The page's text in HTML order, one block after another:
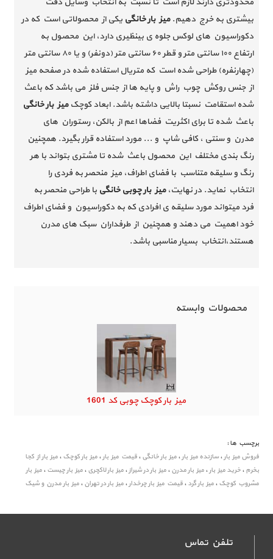
بیشتری به خرج دهیم.میز بار خانگی یکی از محصولاتی است که در
دکوراسیون های لوکس جلوه ی بینظیری دارد، این محصول به
ارتفاع ۱۰۰ سانتی متر و قطر ۶۰ سانتی متر (دونفر) و یا ۸۰ سانتی متر
(چهارنفره) طراحی شده است که متریال استفاده شده در صفحه میز
از جنس روکش چوب راش و پایه ها از جنس فلز می باشد که باعث
شده استقامت نسبتا بالایی داشته باشد. ابعاد کوچکمیز بار خانگی
باعث شده تا برای اکثریت فضاها اعم از بالکن، رستوران های
مدرن و سنتی ، کافی شاپ و ... مورد استفاده قرار بگیرد. همچنین
رنگ بندی مختلف این محصول باعث شده تا مشتری بتواند با هر
رنگ و سلیقه متناسب با فضای اطراف، میز منحصر به فردی را
انتخاب نماید. در نهایت،میز بار چوبی خانگیبا طراحی منحصر به
فرد میتواند مورد سلیقه ی افرادی که به دکوراسیون و فضای اطراف
خود اهمیت می دهند و همچنین از طرفداران سبک های مدرن
هستند،انتخاب بسیار مناسبی باشد.
محصولات وابسته
میز بار کوچک چوبی کد 1601
برچسب ها :
فروش میز بار،سازنده میز بار،میز بار خانگی،قیمت میز بار،میز بار کوچک،میز بار از کجا
بخرم،خرید میز بار،میز بار مدرن،میز بار در شیراز،میز بار لاکچری،میز بار چیست،میز بار
مشروب کوچک،میز بار گرد،قیمت میز بار چرخدار،میز بار در تهران،میز بار مدرن و شیک
تلفن تماس